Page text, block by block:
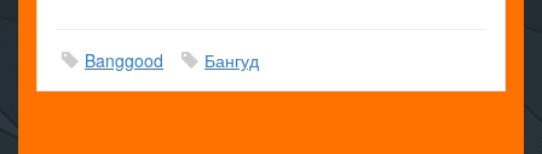
Banggood Бангуд